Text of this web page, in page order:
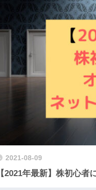
2021-08-09
【2021年最新】株初心